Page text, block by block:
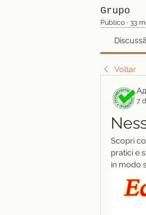
Grupo
Público · 33
Voltar
7
Scopri
pratici e
in modo